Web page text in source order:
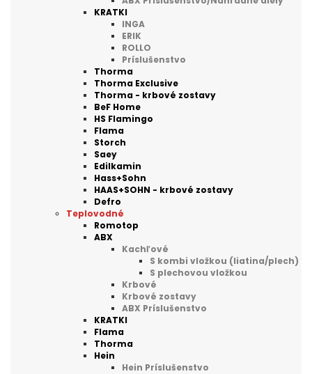
KRATKI
INGA
ERIK
ROLLO
Príslušenstvo
Thorma
Thorma Exclusive
Thorma - krbové zostavy
BeF Home
HS Flamingo
Flama
Storch
Saey
Edilkamin
Hass+Sohn
HAAS+SOHN - krbové zostavy
Defro
Teplovodné
Romotop
ABX
Kachľové
S kombi vložkou (liatina/plech)
S plechovou vložkou
Krbové
Krbové zostavy
ABX Príslušenstvo
KRATKI
Flama
Thorma
Hein
Hein Príslušenstvo